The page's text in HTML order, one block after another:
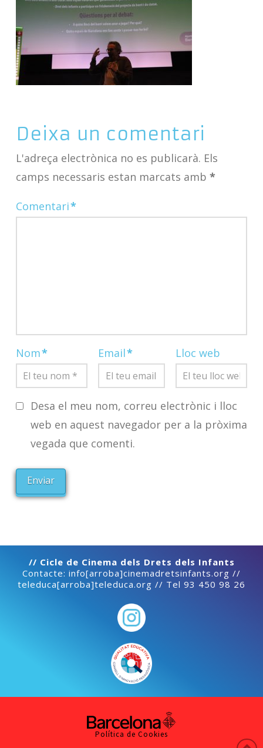
Deixa un comentari
L'adreça electrònica no es publicarà. Els
camps necessaris estan marcats amb *
Comentari*
Nom* Email* Lloc web
Desa el meu nom, correu electrònic i lloc
web en aquest navegador per a la pròxima
vegada que comenti.
// Cicle de Cinema dels Drets dels Infants
Contacte: info[arroba]cinemadretsinfants.org //
teleduca[arroba]teleduca.org // Tel 93 450 98 26
Política de Cookies